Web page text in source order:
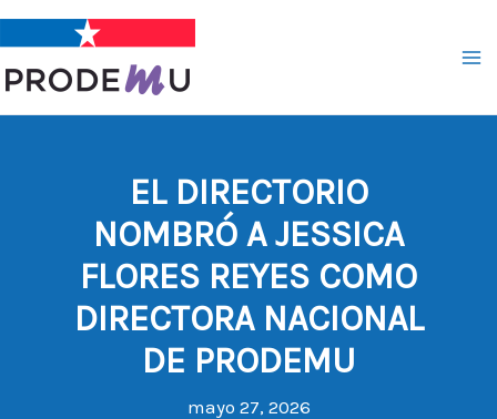
contenido
EL DIRECTORIO
NOMBRÓ A JESSICA
FLORES REYES COMO
DIRECTORA NACIONAL
DE PRODEMU
mayo 27, 2026